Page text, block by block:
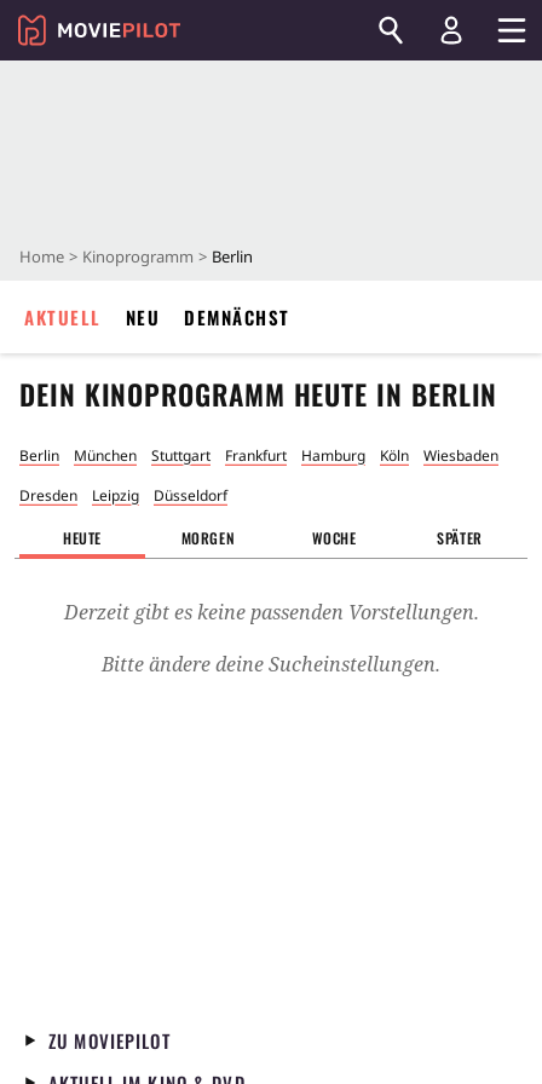
Home Kinoprogramm Berlin
AKTUELL NEU DEMNÄCHST
DEIN KINOPROGRAMM HEUTE IN BERLIN
Berlin München Stuttgart Frankfurt Hamburg Köln
Wiesbaden
Dresden
Leipzig Düsseldorf
HEUTE MORGEN WOCHE SPÄTER
Derzeit gibt es keine passenden Vorstellungen.
Bitte ändere deine Sucheinstellungen.
ZU MOVIEPILOT